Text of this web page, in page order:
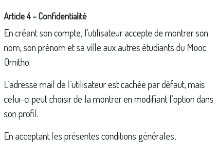
Article 4 – Confidentialité
En créant son compte, l’utilisateur accepte de montrer son
nom, son prénom et sa ville aux autres étudiants du Mooc
Ornitho.
L’adresse mail de l’utilisateur est cachée par défaut, mais
celui-ci peut choisir de la montrer en modifiant l’option dans
son profil.
En acceptant les présentes conditions générales,